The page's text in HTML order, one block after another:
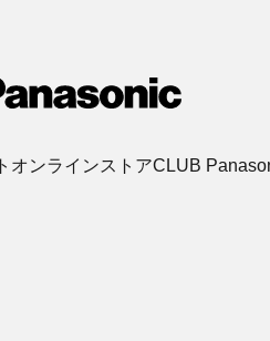
オンラインストアCLUB